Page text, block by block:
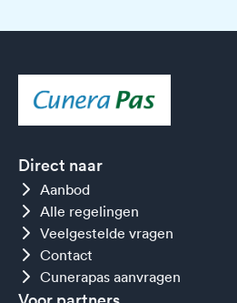
Direct naar
Aanbod
Alle regelingen
Veelgestelde vragen
Contact
Cunerapas aanvragen